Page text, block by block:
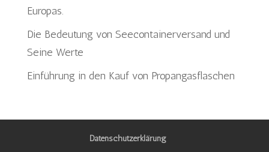
Europas.
Die Bedeutung von Seecontainerversand und
Seine Werte
Einführung in den Kauf von Propangasflaschen
Datenschutzerklärung